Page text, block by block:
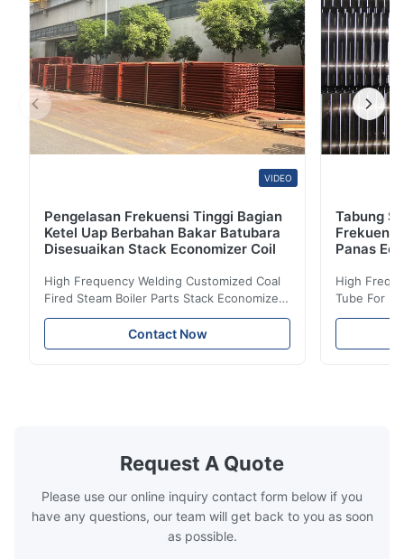
VIDEO
Pengelasan Frekuensi Tinggi Bagian
Ketel Uap Berbahan Bakar Batubara
Disesuaikan Stack Economizer Coil
High Frequency Welding Customized Coal
Fired Steam Boiler Parts Stack Economizer
Coil Boiler economizer Boiler Economizer is
the energy improving device that helps to
reduce the cost of operation by saving the
boilers is generally in the temperature
range of 200°C – 250°C, so there
Contact Now
Tabung
Panas
High
Tube For
reduce the
Request A Quote
Please use our online inquiry contact form below if you
have any questions, our team will get back to you as soon
as possible.